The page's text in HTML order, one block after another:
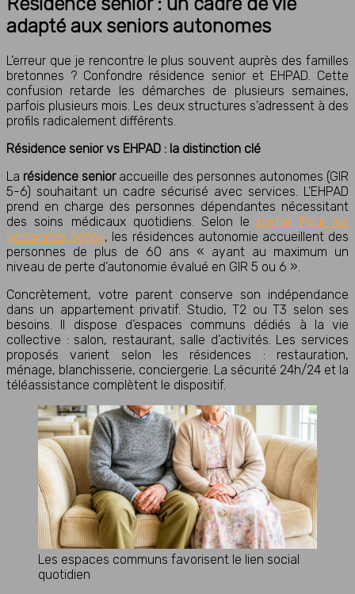
adapté aux seniors autonomes
L’erreur que je rencontre le plus souvent auprès des familles
bretonnes ? Confondre résidence senior et EHPAD . Cette
confusion retarde les démarches de plusieurs semaines,
parfois plusieurs mois. Les deux structures s’adressent à des
profils radicalement différents.
Résidence senior vs EHPAD : la distinction clé
La résidence senioraccueille des personnes autonomes (GIR
5-6) souhaitant un cadre sécurisé avec services. L’EHPAD
prend en charge des personnes dépendantes nécessitant
des soins médicaux quotidiens. Selon le portail Pour les
personnes âgées, les résidences autonomie accueillent des
personnes de plus de 60 ans « ayant au maximum un
niveau de perte d’autonomie évalué en GIR 5 ou 6 ».
Concrètement, votre parent conserve son indépendance
dans un appartement privatif. Studio, T2 ou T3 selon ses
besoins. Il dispose d’espaces communs dédiés à la vie
collective : salon, restaurant, salle d’activités. Les services
proposés varient selon les résidences : restauration,
ménage, blanchisserie, conciergerie. La sécurité 24h/24 et la
téléassistance complètent le dispositif.
Les espaces communs favorisent le lien social
quotidien